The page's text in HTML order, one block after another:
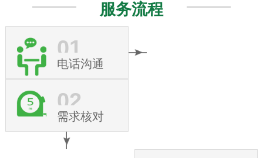
服务流程
01
电话沟通
02
需求核对